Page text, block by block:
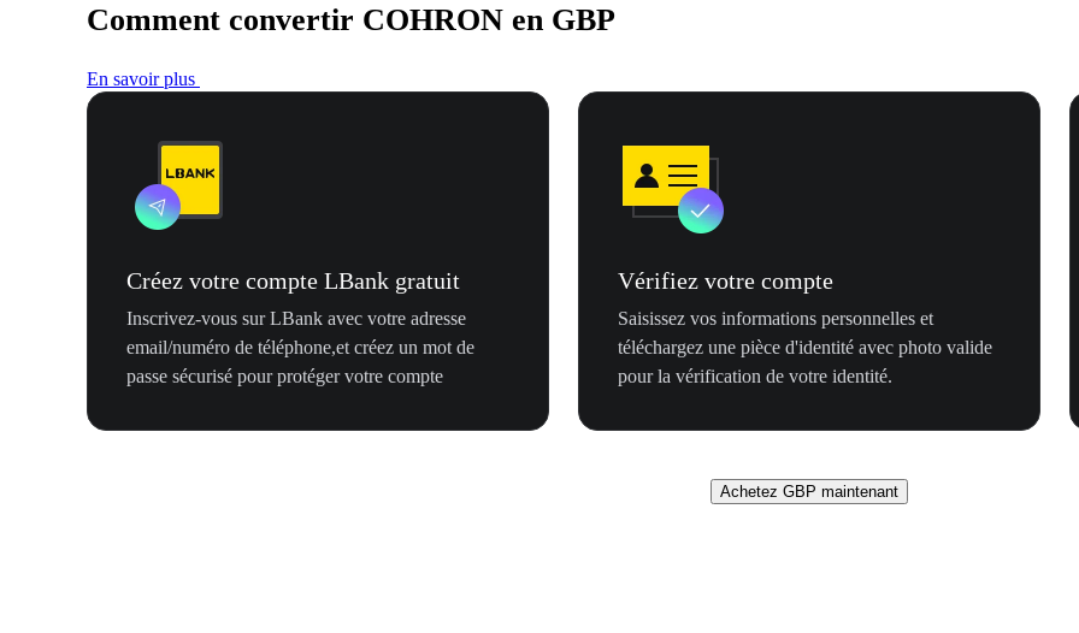
Comment convertir COHRON en GBP
En savoir plus
Créez votre compte LBank gratuit
Inscrivez-vous sur LBank avec votre adresse
email/numéro de téléphone,et créez un mot de
passe sécurisé pour protéger votre compte
Vérifiez votre compte
Saisissez vos informations personnelles et
téléchargez une pièce d'identité avec photo valide
pour la vérification de votre identité.
Achetez GBP maintenant